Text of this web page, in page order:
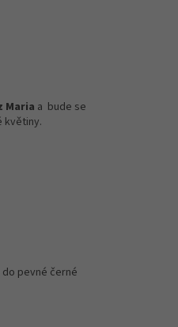
Maria a bude se
květiny.
pevné černé